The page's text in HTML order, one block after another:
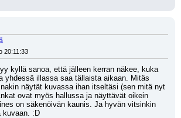
20:11:33
kyllä sanoa, että jälleen kerran näkee, kuka
yhdessä illassa saa tällaista aikaan. Mitäs
näytät kuvassa ihan itseltäsi (sen mitä nyt
ovat myös hallussa ja näyttävät oikein
on säkenöivän kaunis. Ja hyvän vitsinkin
kuvaan. :D